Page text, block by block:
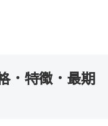
・特徴・最期